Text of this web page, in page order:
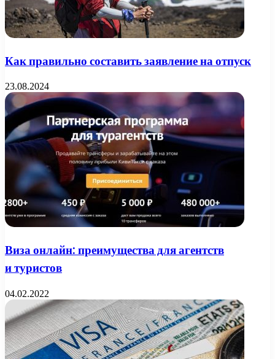
Как правильно составить заявление на отпуск
23.08.2024
Виза онлайн: преимущества для агентств
и туристов
04.02.2022